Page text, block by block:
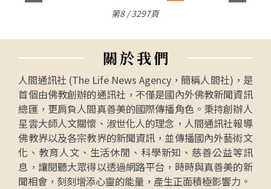
第8 / 3297頁
關於我們
人間通訊社 (The Life News Agency，簡稱人間社)，是
首個由佛教創辦的通訊社，不僅是國內外佛教新聞資訊
總匯，更肩負人間真善美的國際傳播角色。秉持創辦人
星雲大師人文關懷、淑世化人的理念，人間通訊社報導
佛教界以及各宗教界的新聞資訊，並傳播國內外藝術文
化、教育人文、生活休閒、科學新知、慈善公益等訊
息，讓閱聽大眾得以透過網路平台，時時與真善美的新
聞相會，刻刻增添心靈的能量，產生正面積極影響力。